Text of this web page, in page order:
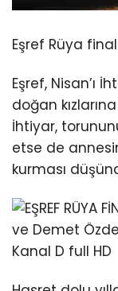
Eşref Rüya
Eşref, Nisan’ı
doğan
İhtiyar,
etse de
kurması